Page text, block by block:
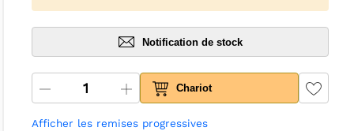
Notification de stock
Chariot
Afficher les remises progressives